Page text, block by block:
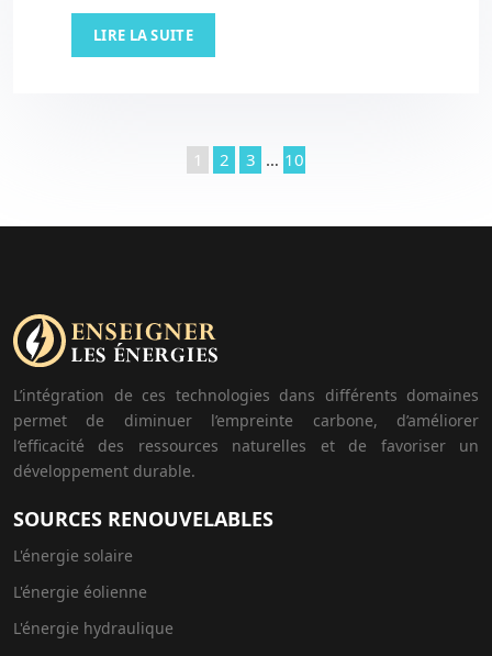
LIRE LA SUITE
1 2 3 … 10
L’intégration de ces technologies dans différents domaines
permet de diminuer l’empreinte carbone, d’améliorer
l’efficacité des ressources naturelles et de favoriser un
développement durable.
SOURCES RENOUVELABLES
L'énergie solaire
L'énergie éolienne
L'énergie hydraulique